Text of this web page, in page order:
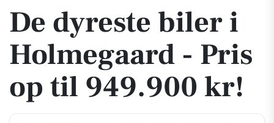
De dyreste biler i
Holmegaard - Pris
op til 949.900 kr!